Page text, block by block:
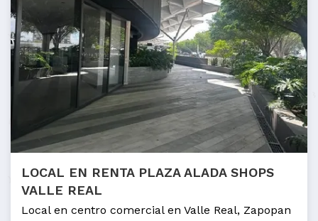
LOCAL EN RENTA PLAZA ALADA SHOPS
VALLE REAL
Local en centro comercial en Valle Real, Zapopan